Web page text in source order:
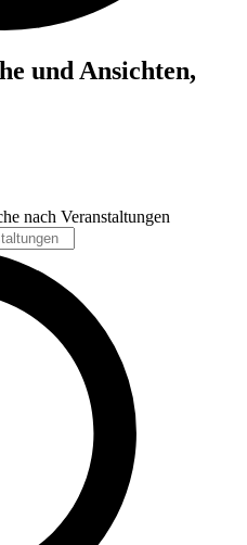
und Ansichten,
nach Veranstaltungen